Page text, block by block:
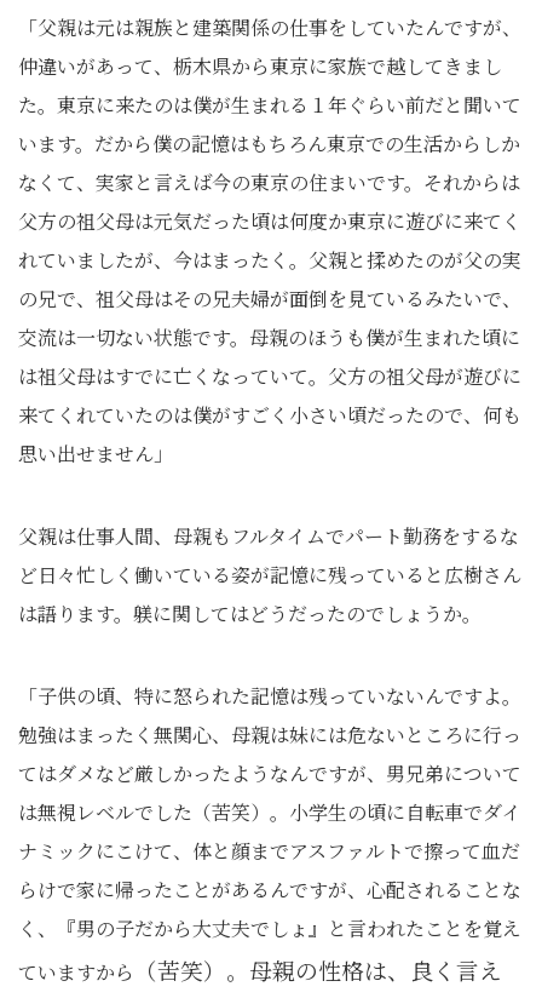
「父親は元は親族と建築関係の仕事をしていたんですが、
仲違いがあって、栃木県から東京に家族で越してきまし
た。東京に来たのは僕が生まれる１年ぐらい前だと聞いて
います。だから僕の記憶はもちろん東京での生活からしか
なくて、実家と言えば今の東京の住まいです。それからは
父方の祖父母は元気だった頃は何度か東京に遊びに来てく
れていましたが、今はまったく。父親と揉めたのが父の実
の兄で、祖父母はその兄夫婦が面倒を見ているみたいで、
交流は一切ない状態です。母親のほうも僕が生まれた頃に
は祖父母はすでに亡くなっていて。父方の祖父母が遊びに
来てくれていたのは僕がすごく小さい頃だったので、何も
思い出せません」
父親は仕事人間、母親もフルタイムでパート勤務をするな
ど日々忙しく働いている姿が記憶に残っていると広樹さん
は語ります。躾に関してはどうだったのでしょうか。
「子供の頃、特に怒られた記憶は残っていないんですよ。
勉強はまったく無関心、母親は妹には危ないところに行っ
てはダメなど厳しかったようなんですが、男兄弟について
は無視レベルでした（苦笑）。小学生の頃に自転車でダイ
ナミックにこけて、体と顔までアスファルトで擦って血だ
らけで家に帰ったことがあるんですが、心配されることな
く、『男の子だから大丈夫でしょ』と言われたことを覚え
ていますから
（苦笑） 。母親の性格は、良く言え